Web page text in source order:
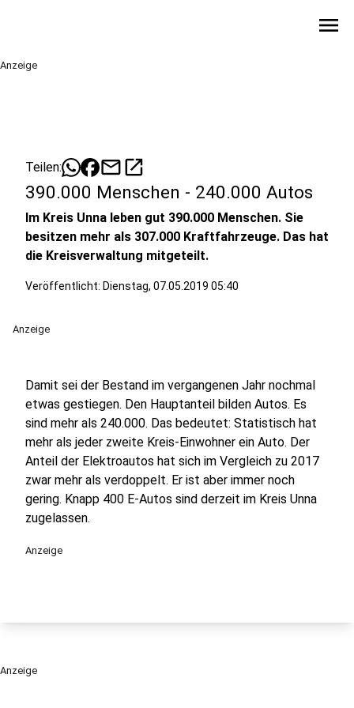
menu
Anzeige
Teilen: mailopen_in_new
390.000 Menschen - 240.000 Autos
Im Kreis Unna leben gut 390.000 Menschen. Sie
besitzen mehr als 307.000 Kraftfahrzeuge. Das hat
die Kreisverwaltung mitgeteilt.
Veröffentlicht: Dienstag, 07.05.2019 05:40
Anzeige
Damit sei der Bestand im vergangenen Jahr nochmal
etwas gestiegen. Den Hauptanteil bilden Autos. Es
sind mehr als 240.000. Das bedeutet: Statistisch hat
mehr als jeder zweite Kreis-Einwohner ein Auto. Der
Anteil der Elektroautos hat sich im Vergleich zu 2017
zwar mehr als verdoppelt. Er ist aber immer noch
gering. Knapp 400 E-Autos sind derzeit im Kreis Unna
zugelassen.
Anzeige
Anzeige